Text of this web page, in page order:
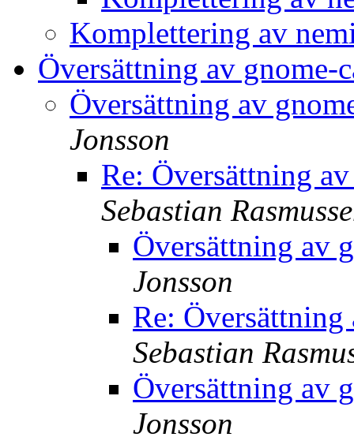
Komplettering av
Översättning av
Översättning av
Jonsson
Re: Översättning
Sebastian
Översättning av
Jonsson
Re:
Sebastian
Översättning av
Jonsson